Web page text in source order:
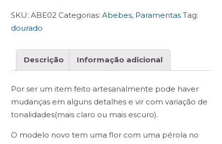
SKU:ABE02 Categorias:Abebes, Paramentas Tag:
dourado
Descrição Informação adicional
Por ser um item feito artesanalmente pode haver
mudanças em alguns detalhes e vir com variação de
tonalidades(mais claro ou mais escuro).
O modelo novo tem uma flor com uma pérola no